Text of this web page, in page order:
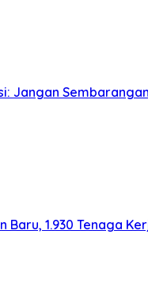
Jangan
Baru, 1.930 Tenaga